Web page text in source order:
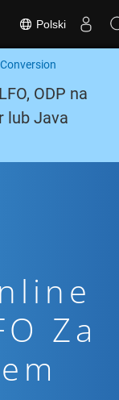
Polski
Conversion
ODP na
lub Java
Za